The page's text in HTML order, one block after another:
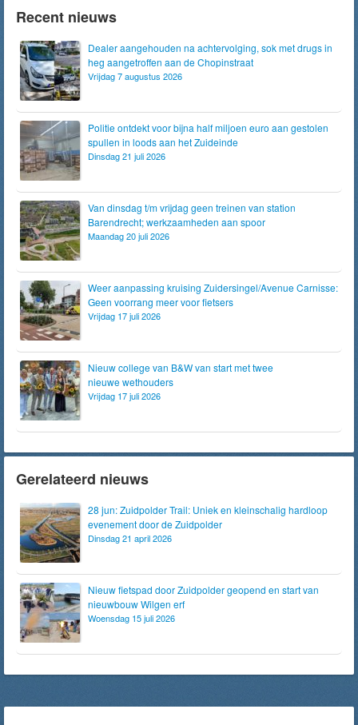
Recent nieuws
Dealer aangehouden na achtervolging, sok met drugs in
heg aangetroffen aan de Chopinstraat
Vrijdag 7 augustus 2026
Politie ontdekt voor bijna half miljoen euro aan gestolen
spullen in loods aan het Zuideinde
Dinsdag 21 juli 2026
Van dinsdag t/m vrijdag geen treinen van station
Barendrecht; werkzaamheden aan spoor
Maandag 20 juli 2026
Weer aanpassing kruising Zuidersingel/Avenue Carnisse:
Geen voorrang meer voor fietsers
Vrijdag 17 juli 2026
Nieuw college van B&W van start met twee
nieuwe wethouders
Vrijdag 17 juli 2026
Gerelateerd nieuws
28 jun: Zuidpolder Trail: Uniek en kleinschalig hardloop
evenement door de Zuidpolder
Dinsdag 21 april 2026
Nieuw fietspad door Zuidpolder geopend en start van
nieuwbouw Wilgen erf
Woensdag 15 juli 2026